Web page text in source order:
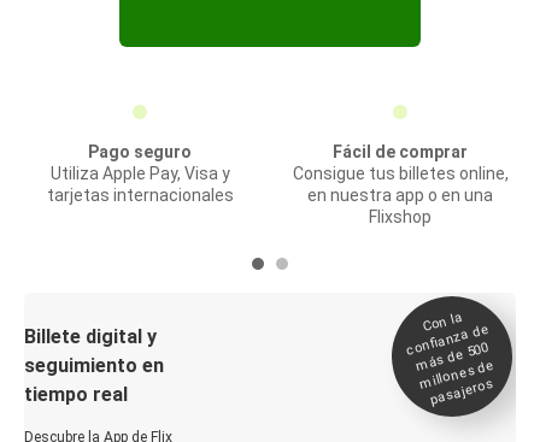
Pago seguro
Utiliza Apple Pay, Visa y
tarjetas internacionales
Fácil de comprar
Consigue tus billetes online,
en nuestra app o en una
Flixshop
Billete digital y
seguimiento en
tiempo real
Descubre la App de Flix
Con la
confianza de
más de 500
millones de
pasajeros